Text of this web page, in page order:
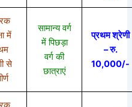
में
से
सामान्य वर्ग
में पिछड़ा
वर्ग की
छात्राएं
प्रथम श्रेणी
– रु.
10,000/-